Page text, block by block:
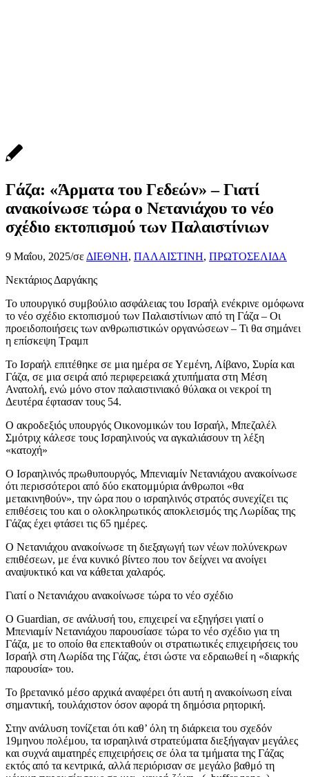
Γάζα: «Άρματα του Γεδεών» – Γιατί
ανακοίνωσε τώρα ο Νετανιάχου το νέο
σχέδιο εκτοπισμού των Παλαιστίνιων
9 Μαΐου, 2025/σε ΔΙΕΘΝΗ, ΠΑΛΑΙΣΤΙΝΗ, ΠΡΩΤΟΣΕΛΙΔΑ
Νεκτάριος Δαργάκης
Το υπουργικό συμβούλιο ασφάλειας του Ισραήλ ενέκρινε ομόφωνα
το νέο σχέδιο εκτοπισμού των Παλαιστίνιων από τη Γάζα – Οι
προειδοποιήσεις των ανθρωπιστικών οργανώσεων – Τι θα σημάνει
η επίσκεψη Τραμπ
Το Ισραήλ επιτέθηκε σε μια ημέρα σε Υεμένη, Λίβανο, Συρία και
Γάζα, σε μια σειρά από περιφερειακά χτυπήματα στη Μέση
Ανατολή, ενώ μόνο στον παλαιστινιακό θύλακα οι νεκροί τη
Δευτέρα έφτασαν τους 54.
Ο ακροδεξιός υπουργός Οικονομικών του Ισραήλ, Μπεζαλέλ
Σμότριχ κάλεσε τους Ισραηλινούς να αγκαλιάσουν τη λέξη
«κατοχή»
Ο Ισραηλινός πρωθυπουργός, Μπενιαμίν Νετανιάχου ανακοίνωσε
ότι περισσότεροι από δύο εκατομμύρια άνθρωποι «θα
μετακινηθούν», την ώρα που ο ισραηλινός στρατός συνεχίζει τις
επιθέσεις του και ο ολοκληρωτικός αποκλεισμός της Λωρίδας της
Γάζας έχει φτάσει τις 65 ημέρες.
Ο Νετανιάχου ανακοίνωσε τη διεξαγωγή των νέων πολύνεκρων
επιθέσεων, με ένα κυνικό βίντεο που τον δείχνει να ανοίγει
αναψυκτικό και να κάθεται χαλαρός.
Γιατί ο Νετανιάχου ανακοίνωσε τώρα το νέο σχέδιο
Ο Guardian, σε ανάλυσή του, επιχειρεί να εξηγήσει γιατί ο
Μπενιαμίν Νετανιάχου παρουσίασε τώρα το νέο σχέδιο για τη
Γάζα, με το οποίο θα επεκταθούν οι στρατιωτικές επιχειρήσεις του
Ισραήλ στη Λωρίδα της Γάζας, έτσι ώστε να εδραιωθεί η «διαρκής
παρουσία» του.
Το βρετανικό μέσο αρχικά αναφέρει ότι αυτή η ανακοίνωση είναι
σημαντική, τουλάχιστον όσον αφορά τη δημόσια ρητορική.
Στην ανάλυση τονίζεται ότι καθ’ όλη τη διάρκεια του σχεδόν
19μηνου πολέμου, τα ισραηλινά στρατεύματα διεξήγαγαν μεγάλες
και συχνά αιματηρές επιχειρήσεις σε όλα τα τμήματα της Γάζας
εκτός από τα κεντρικά, αλλά περιόρισαν σε μεγάλο βαθμό τη